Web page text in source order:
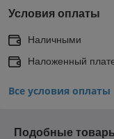
Условия оплаты
Наличными
Наложенный
Все условия оплаты
Подобные